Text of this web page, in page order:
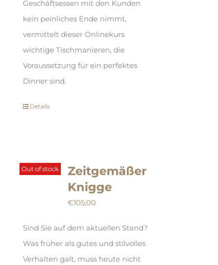
Geschäftsessen mit den Kunden
kein peinliches Ende nimmt,
vermittelt dieser Onlinekurs
wichtige Tischmanieren, die
Voraussetzung für ein perfektes
Dinner sind.
Details
Out of stock
Zeitgemäßer
Knigge
€105,00
Sind Sie auf dem aktuellen Stand?
Was früher als gutes und stilvolles
Verhalten galt, muss heute nicht